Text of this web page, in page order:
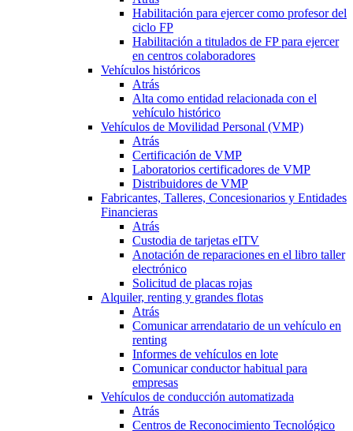
Habilitación para ejercer como profesor del
ciclo FP
Habilitación a titulados de FP para ejercer
en centros colaboradores
Vehículos históricos
Atrás
Alta como entidad relacionada con el
vehículo histórico
Vehículos de Movilidad Personal (VMP)
Atrás
Certificación de VMP
Laboratorios certificadores de VMP
Distribuidores de VMP
Fabricantes, Talleres, Concesionarios y Entidades
Financieras
Atrás
Custodia de tarjetas eITV
Anotación de reparaciones en el libro taller
electrónico
Solicitud de placas rojas
Alquiler, renting y grandes flotas
Atrás
Comunicar arrendatario de un vehículo en
renting
Informes de vehículos en lote
Comunicar conductor habitual para
empresas
Vehículos de conducción automatizada
Atrás
Centros de Reconocimiento Tecnológico